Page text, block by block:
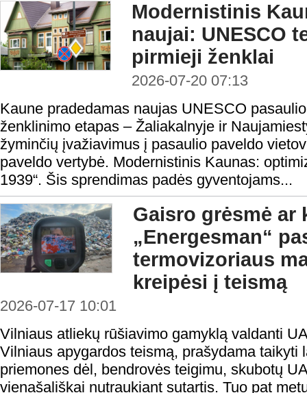
Modernistinis
naujai: UNESCO
pirmieji ženklai
2026-07-20 07:13
Kaune pradedamas naujas UNESCO
ženklinimo etapas – Žaliakalnyje ir
žyminčių įvažiavimus į pasaulio paveldo
paveldo vertybė. Modernistinis Kaunas:
1939“. Šis sprendimas padės gyventojams...
Gaisro grėsmė
„Energesman“
termovizoriaus
kreipėsi į teismą
2026-07-17 10:01
Vilniaus atliekų rūšiavimo gamyklą valdanti
Vilniaus apygardos teismą, prašydama taikyti
priemones dėl, bendrovės teigimu, skubotų
vienašališkai nutraukiant sutartis. Tuo pat